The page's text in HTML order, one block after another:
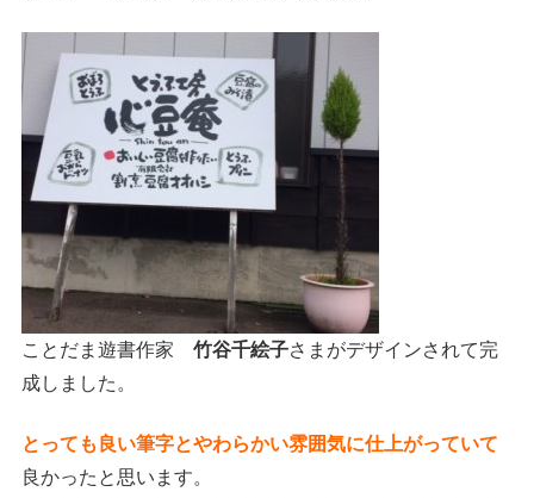
ことだま遊書作家竹谷千絵子さまがデザインされて完
成しました。
とっても良い筆字とやわらかい雰囲気に仕上がっていて
良かったと思います。